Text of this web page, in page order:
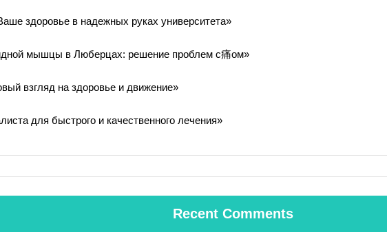
здоровье в надежных руках университета»
мышцы в Люберцах: решение проблем с痛ом»
взгляд на здоровье и движение»
для быстрого и качественного лечения»
Recent Comments